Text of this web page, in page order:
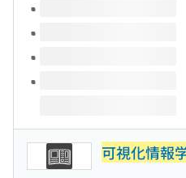
可視化情報